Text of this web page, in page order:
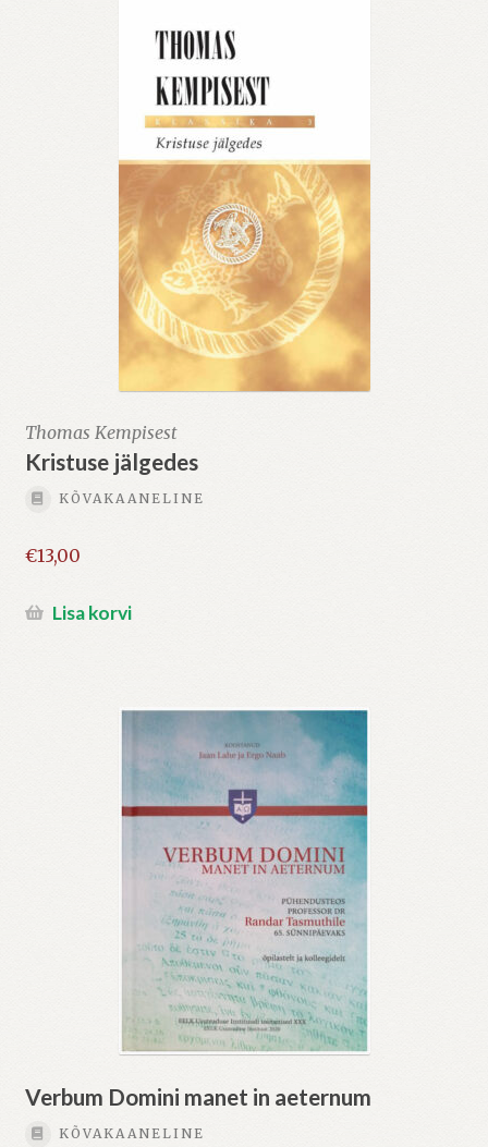
Thomas Kempisest
Kristuse jälgedes
KÕVAKAANELINE
€13,00
Lisa korvi
Verbum Domini manet in aeternum
KÕVAKAANELINE